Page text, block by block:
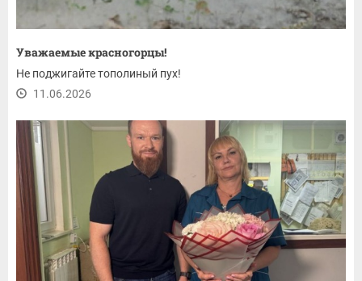
Уважаемые красногорцы!
Не поджигайте тополиный пух!
11.06.2026